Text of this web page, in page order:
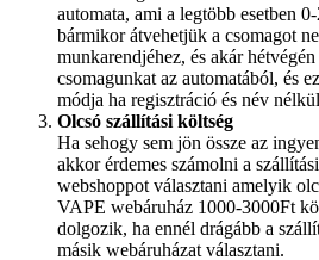
automata, ami a legtöbb esetben
bármikor átvehetjük a csomagot
munkarendjéhez, és akár
csomagunkat az automatából, és
módja ha regisztráció és név
Olcsó szállítási költség
Ha sehogy sem jön össze az
akkor érdemes számolni a
webshoppot választani amelyik
VAPE webáruház 1000-3000Ft
dolgozik, ha ennél drágább a
másik webáruházat választani.